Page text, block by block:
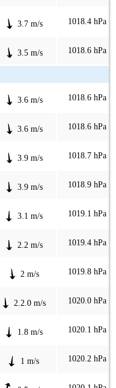
3.7 m/s 1018.4 hPa
3.5 m/s 1018.6 hPa
3.6 m/s 1018.6 hPa
3.6 m/s 1018.6 hPa
3.9 m/s 1018.7 hPa
3.9 m/s 1018.9 hPa
3.1 m/s 1019.1 hPa
2.2 m/s 1019.4 hPa
2 m/s 1019.8 hPa
2.2.0 m/s 1020.0 hPa
1.8 m/s 1020.1 hPa
1 m/s 1020.2 hPa